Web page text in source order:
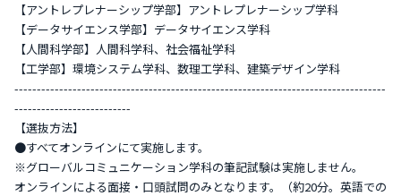
【アントレプレナーシップ学部】アントレプレナーシップ学科
【データサイエンス学部】データサイエンス学科
【人間科学部】人間科学科、社会福祉学科
【工学部】環境システム学科、数理工学科、建築デザイン学科
-----------------------------------------------------------------------------------
--------------------------
【選抜方法】
●すべてオンラインにて実施します。
※グローバルコミュニケーション学科の筆記試験は実施しません。
オンラインによる面接・口頭試問のみとなります。（約20分。英語での